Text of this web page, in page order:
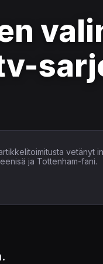
vetänyt
ja Tottenham-fani.